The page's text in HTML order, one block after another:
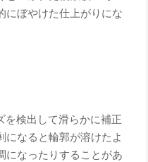
にぼやけた仕上がりにな
を検出して滑らかに補正
になると輪郭が溶けたよ
になったりすることがあ